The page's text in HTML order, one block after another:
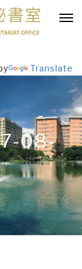
Translate
08-